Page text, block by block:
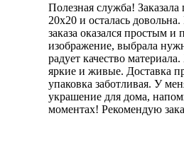
Полезная служба! Заказала
20х20 и осталась
заказа оказался простым
изображение, выбрала
радует качество
яркие и живые. Доставка
упаковка заботливая. У
украшение для дома,
моментах! Рекомендую